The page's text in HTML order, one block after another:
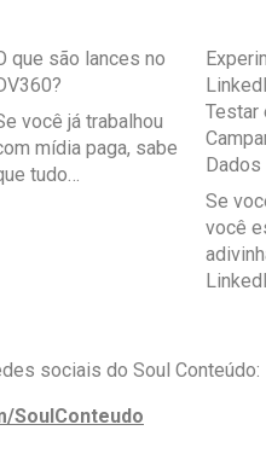
que são lances no
você já trabalhou
mídia paga, sabe
tudo…
Testar
Dados
Se
você
sociais do Soul Conteúdo:
SoulConteudo